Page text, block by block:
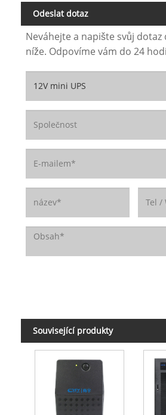
Odeslat dotaz
Neváhejte a napište svůj
níže. Odpovíme vám do 24
Související produkty